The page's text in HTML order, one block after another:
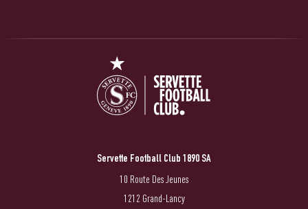
Servette Football Club 1890 SA
10 Route Des Jeunes
1212 Grand-Lancy